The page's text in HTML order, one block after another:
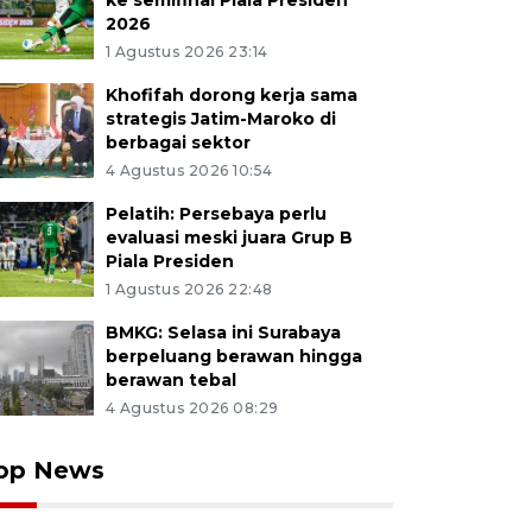
2026
1 Agustus 2026 23:14
Khofifah dorong kerja sama
strategis Jatim-Maroko di
berbagai sektor
4 Agustus 2026 10:54
Pelatih: Persebaya perlu
evaluasi meski juara Grup B
Piala Presiden
1 Agustus 2026 22:48
BMKG: Selasa ini Surabaya
berpeluang berawan hingga
berawan tebal
4 Agustus 2026 08:29
News